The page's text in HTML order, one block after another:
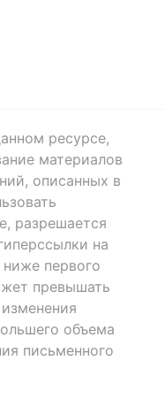
ресурсе,
материалов
описанных в
разрешается
на
первого
превышать
объема
письменного